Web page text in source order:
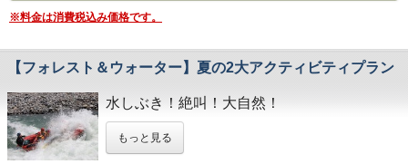
チョコレートソース、キャラメルソース
コーンマヨ
※仕入れ状況などによっては内容が
変更になる場合がございます。
ホテル湯の陣は・・・
＜滾々と湧き出る湯檜曽温泉を堪能♪＞
※料金は消費税込み価格です。
【フォレスト＆ウォーター】夏の2大アクティビティプラン
水しぶき！絶叫！大自然！
今年の夏は、みなかみの大自然を舞台に
もっと見る